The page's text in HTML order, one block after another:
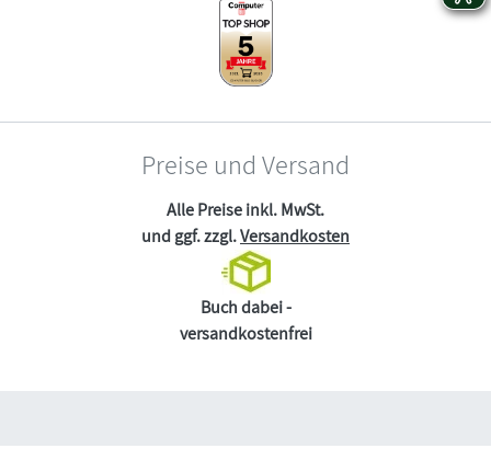
Preise und Versand
Alle Preise inkl. MwSt.
und ggf. zzgl.Versandkosten
Buch dabei -
versandkostenfrei